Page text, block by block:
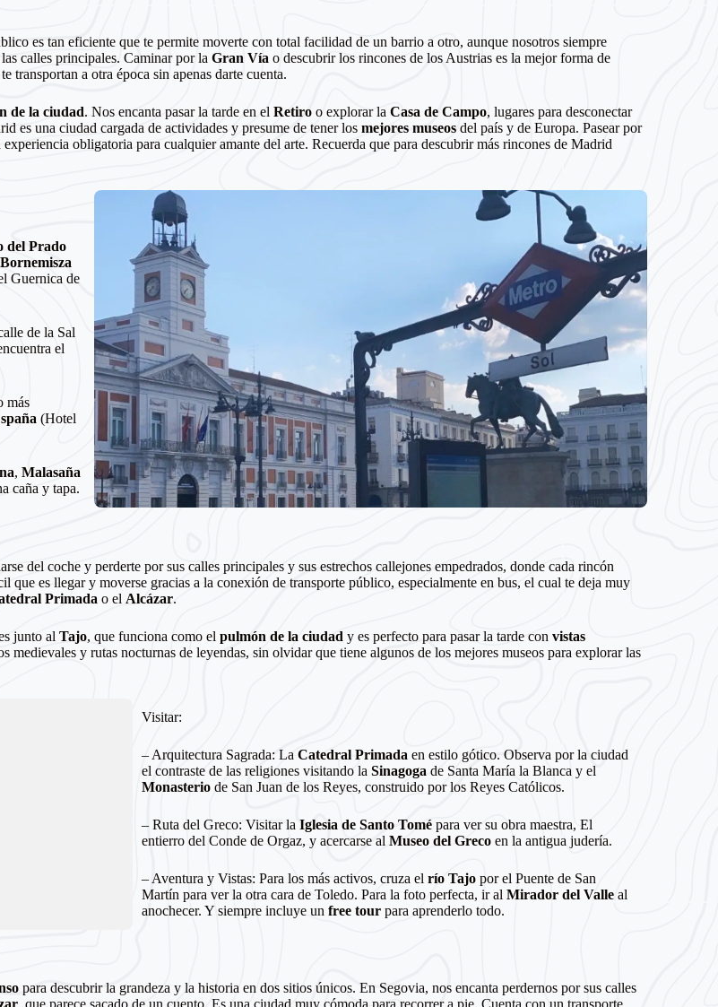
es tan eficiente que te permite moverte con total facilidad de un barrio a otro, aunque nosotros siempre
calles principales. Caminar por laGran Vía o descubrir los rincones de los Austrias es la mejor forma de
transportan a otra época sin apenas darte cuenta.
de la ciudad. Nos encanta pasar la tarde en elRetiro o explorar laCasa de Campo, lugares para desconectar
es una ciudad cargada de actividades y presume de tener losmejores museos del país y de Europa. Pasear por
experiencia obligatoria para cualquier amante del arte. Recuerda que para descubrir más rincones de Madrid
del Prado
Guernica de
de la Sal
el
más
(Hotel
,Malasaña
caña y tapa.
del coche y perderte por sus calles principales y sus estrechos callejones empedrados, donde cada rincón
que es llegar y moverse gracias a la conexión de transporte público, especialmente en bus, el cual te deja muy
Primada o el Alcázar.
junto alTajo, que funciona como elpulmón de la ciudad y es perfecto para pasar la tarde convistas
medievales y rutas nocturnas de leyendas, sin olvidar que tiene algunos de los mejores museos para explorar las
Visitar:
– Arquitectura Sagrada: La Catedral Primada en estilo gótico. Observa por la ciudad
el contraste de las religiones visitando la Sinagoga de Santa María la Blanca y el
Monasterio de San Juan de los Reyes, construido por los Reyes Católicos.
– Ruta del Greco: Visitar la Iglesia de Santo Tomé para ver su obra maestra, El
entierro del Conde de Orgaz, y acercarse al Museo del Greco en la antigua judería.
– Aventura y Vistas: Para los más activos, cruza el río Tajo por el Puente de San
Martín para ver la otra cara de Toledo. Para la foto perfecta, ir al Mirador del Valle al
anochecer. Y siempre incluye un free tour para aprenderlo todo.
para descubrir la grandeza y la historia en dos sitios únicos. En Segovia, nos encanta perdernos por sus calles